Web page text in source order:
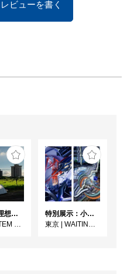
ビューを書く
古佳⽴ 理想と荒野のあいだ
GALLERY
特別展示：小林健太『PARALLAX//TOKYO』
東京
WAITINGROOM